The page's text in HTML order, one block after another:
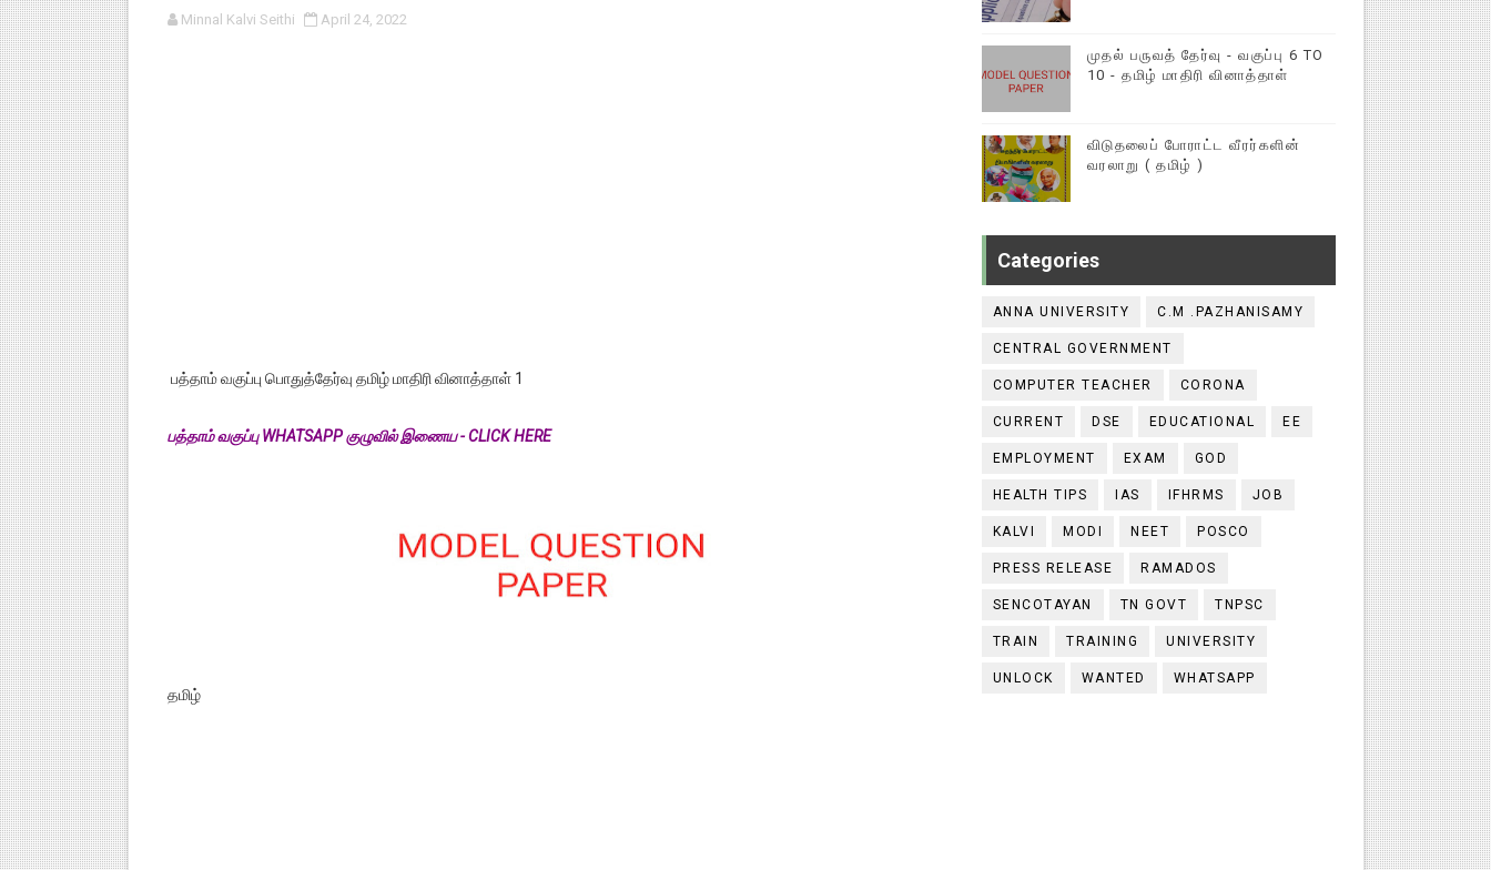
குழந்தைகள் பாதுகாப்பு அலகில் வேலை வாய்ப்பு ( டிச 18 )
Minnal Kalvi Seithi April 24, 2022
பத்தாம் வகுப்பு பொதுத்தேர்வு தமிழ் மாதிரி வினாத்தாள் 1
பத்தாம் வகுப்பு WHATSAPP குழுவில் இணைய - CLICK HERE
தமிழ்
முதல் பருவத் தேர்வு - வகுப்பு 6 TO
10 - தமிழ் மாதிரி வினாத்தாள்
விடுதலைப் போராட்ட வீரர்களின்
வரலாறு ( தமிழ் )
Categories
ANNA UNIVERSITY C.M .PAZHANISAMY
CENTRAL GOVERNMENT
COMPUTER TEACHER CORONA
CURRENT DSE EDUCATIONAL EE
EMPLOYMENT EXAM GOD
HEALTH TIPS IAS IFHRMS JOB
KALVI MODI NEET POSCO
PRESS RELEASE RAMADOS
SENCOTAYAN TN GOVT TNPSC
TRAIN TRAINING UNIVERSITY
UNLOCK WANTED WHATSAPP